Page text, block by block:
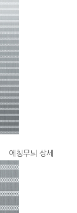
에칭무늬 상세